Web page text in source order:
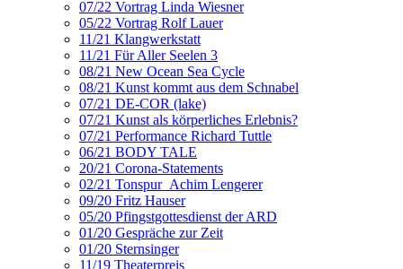
07/22 Vortrag Linda Wiesner
05/22 Vortrag Rolf Lauer
11/21 Klangwerkstatt
11/21 Für Aller Seelen 3
08/21 New Ocean Sea Cycle
08/21 Kunst kommt aus dem Schnabel
07/21 DE-COR (lake)
07/21 Kunst als körperliches Erlebnis?
07/21 Performance Richard Tuttle
06/21 BODY TALE
20/21 Corona-Statements
02/21 Tonspur_Achim Lengerer
09/20 Fritz Hauser
05/20 Pfingstgottesdienst der ARD
01/20 Gespräche zur Zeit
01/20 Sternsinger
11/19 Theaterpreis